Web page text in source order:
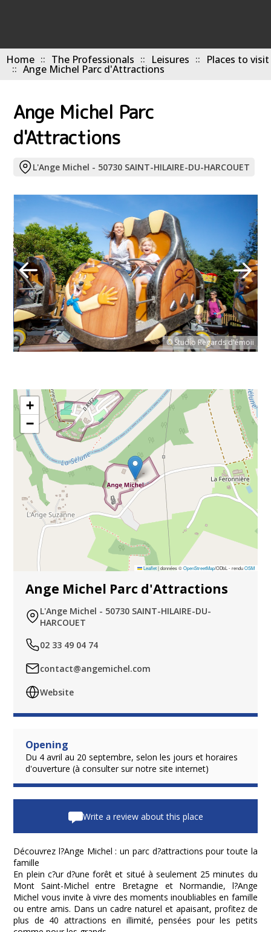
Home The Professionals Leisures Places to visit
Ange Michel Parc d'Attractions
Ange Michel Parc
d'Attractions
L'Ange Michel - 50730 SAINT-HILAIRE-DU-HARCOUET
© Studio Regards d'émoii
Découvrez l?Ange Michel : un parc d?attractions pour toute la
famille
En plein c?ur d?une forêt et situé à seulement 25 minutes du
Mont Saint-Michel entre Bretagne et Normandie, l?Ange
Michel vous invite à vivre des moments inoubliables en famille
ou entre amis. Dans un cadre naturel et apaisant, profitez de
plus de 40 attractions en illimité, pensées pour les petits
+
−
Leaflet |données ©OpenStreetMap/ODbL - renduOSM
Ange Michel Parc d'Attractions
L'Ange Michel - 50730 SAINT-HILAIRE-DU-
HARCOUET
02 33 49 04 74
contact@angemichel.com
Website
Opening
Du 4 avril au 20 septembre, selon les jours et horaires
d'ouverture (à consulter sur notre site internet)
Write a review about this place